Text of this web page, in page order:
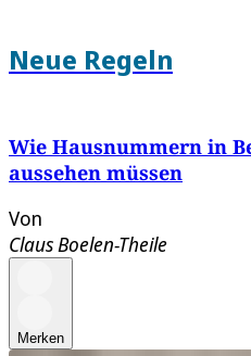
Neue Regeln
Wie Hausnummern in
aussehen müssen
Von
Claus Boelen-Theile
Merken